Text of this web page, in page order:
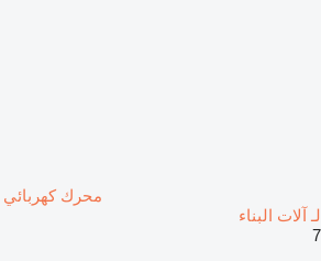
لـ آلات البناء
7